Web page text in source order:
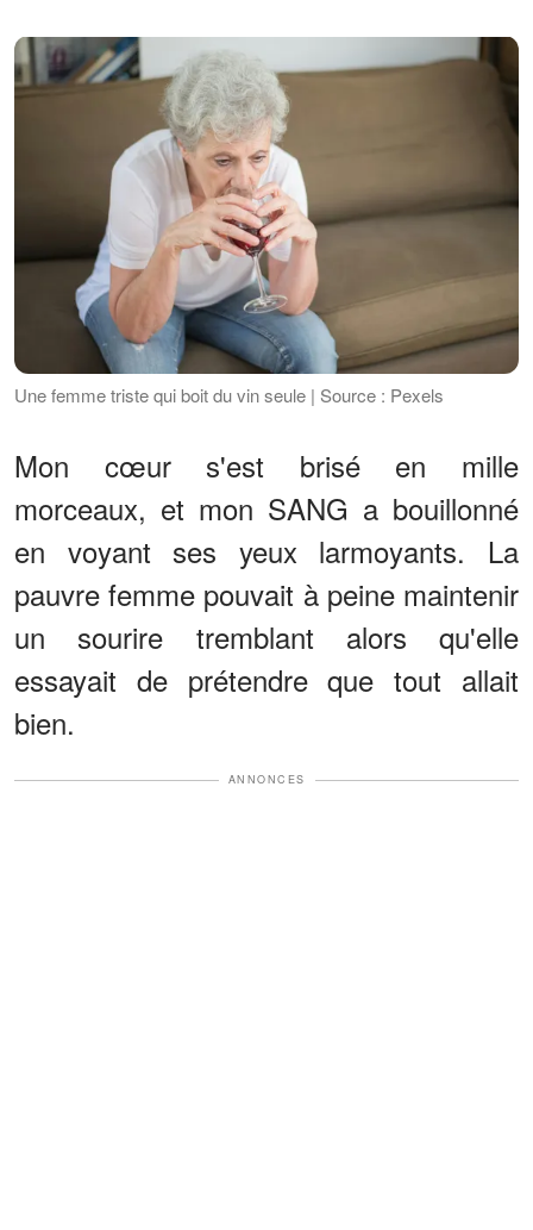
Une femme triste qui boit du vin seule | Source : Pexels
Mon cœur s'est brisé en mille
morceaux, et mon SANG a bouillonné
en voyant ses yeux larmoyants. La
pauvre femme pouvait à peine maintenir
un sourire tremblant alors qu'elle
essayait de prétendre que tout allait
bien.
ANNONCES